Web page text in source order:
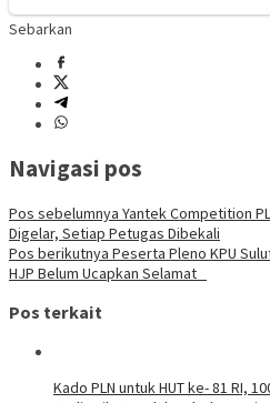
Sebarkan
Navigasi pos
Pos sebelumnya Yantek Competition
Digelar, Setiap Petugas Dibekali
Pos berikutnya Peserta Pleno KPU
HJP Belum Ucapkan Selamat
Pos terkait
Kado PLN untuk HUT ke- 81 RI,